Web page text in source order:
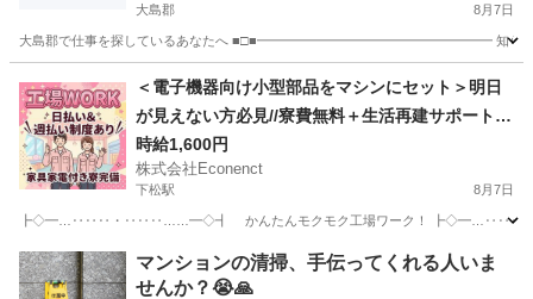
大島郡 8月7日
大島郡で仕事を探しているあなたへ ■□■━━━━━━━━━━━━━━━━━━ 知らな
警備員 給料
＜電子機器向け小型部品をマシンにセット＞明日
が見えない方必見//寮費無料＋生活再建サポートあ
り！
時給1,600円
株式会社Econenct
下松駅 8月7日
┣◇━…‥‥‥・‥‥‥……━◇┫ かんたんモクモク工場ワーク！ ┣◇━…‥‥‥・
山口 下松市 下松駅 工場 給料
マンションの清掃、手伝ってくれる人いま
せんか？😭🙏